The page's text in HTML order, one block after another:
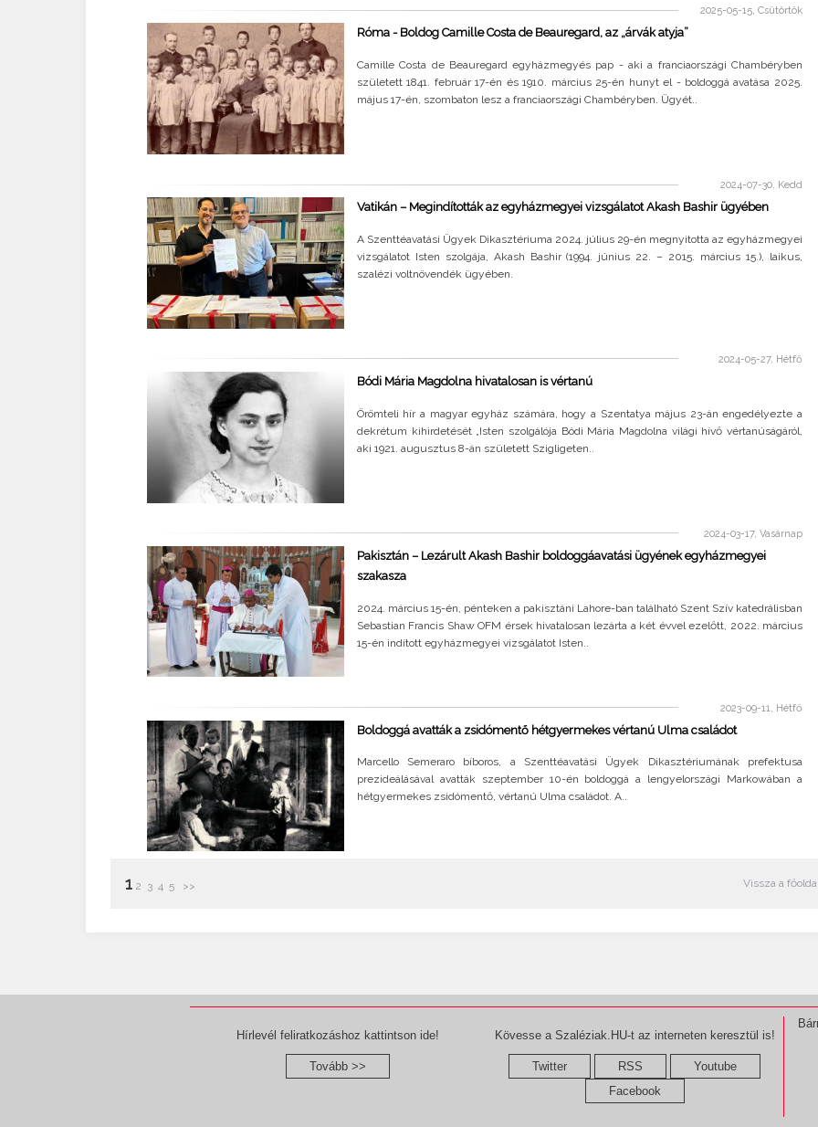
2025-05-15, Csütörtök
Róma - Boldog Camille Costa de Beauregard, az „árvák atyja”
Camille Costa de Beauregard egyházmegyés pap - aki a franciaországi Chambéryben
született 1841. február 17-én és 1910. március 25-én hunyt el - boldoggá avatása 2025.
május 17-én, szombaton lesz a franciaországi Chambéryben. Ügyét..
2024-07-30, Kedd
Vatikán – Megindították az egyházmegyei vizsgálatot Akash Bashir ügyében
A Szenttéavatási Ügyek Dikasztériuma 2024. július 29-én megnyitotta az egyházmegyei
vizsgálatot Isten szolgája, Akash Bashir (1994. június 22. – 2015. március 15.), laikus,
szalézi voltnövendék ügyében.
2024-05-27, Hétfő
Bódi Mária Magdolna hivatalosan is vértanú
Örömteli hír a magyar egyház számára, hogy a Szentatya május 23-án engedélyezte a
dekrétum kihirdetését „Isten szolgálója Bódi Mária Magdolna világi hívő vértanúságáról,
aki 1921. augusztus 8-án született Szigligeten..
2024-03-17, Vasárnap
Pakisztán – Lezárult Akash Bashir boldoggáavatási ügyének egyházmegyei
szakasza
2024. március 15-én, pénteken a pakisztáni Lahore-ban található Szent Szív katedrálisban
Sebastian Francis Shaw OFM érsek hivatalosan lezárta a két évvel ezelőtt, 2022. március
15-én indított egyházmegyei vizsgálatot Isten..
2023-09-11, Hétfő
Boldoggá avatták a zsidómentő hétgyermekes vértanú Ulma családot
Marcello Semeraro bíboros, a Szenttéavatási Ügyek Dikasztériumának prefektusa
prezideálásával avatták szeptember 10-én boldoggá a lengyelországi Markowában a
hétgyermekes zsidómentő, vértanú Ulma családot. A..
Vissza a
1 2 3 4 5 >>
Hírlevél feliratkozáshoz kattintson ide!
Tovább >>
Kövesse a Szaléziak.HU-t az interneten keresztül is!
Twitter RSS
Youtube
Facebook